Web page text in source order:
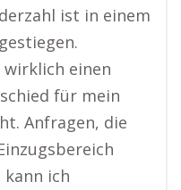
ist in einem
wirklich einen
für mein
Anfragen, die
kann ich